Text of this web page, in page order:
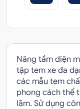
thị
Nâng tầm diện
tập tem xe đa
các mẫu tem
phong cách thể
lãm. Sử dụng